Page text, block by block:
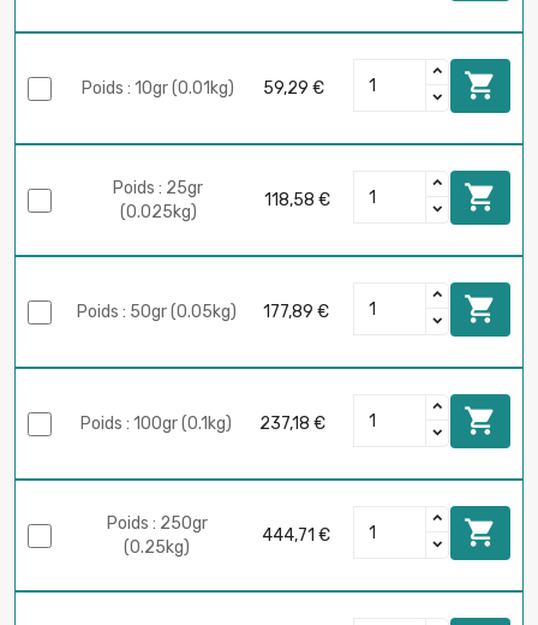
Poids : 10gr (0.01kg) 59,29 € 
Poids : 25gr
(0.025kg)
118,58 € 
Poids : 50gr (0.05kg) 177,89 € 
Poids : 100gr (0.1kg) 237,18 € 
Poids : 250gr
(0.25kg)
444,71 € 